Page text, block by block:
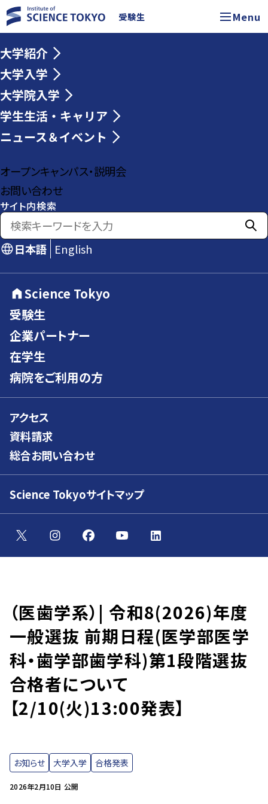
受験生 Menu
大学紹介
大学入学
大学院入学
学生生活・キャリア
ニュース＆イベント
オープンキャンパス・説明会
お問い合わせ
サイト内検索
日本語 English
Science Tokyo
受験生
企業パートナー
在学生
病院をご利用の方
アクセス
資料請求
総合お問い合わせ
Science Tokyoサイトマップ
（医歯学系）| 令和8(2026)年度
一般選抜 前期日程(医学部医学
科・歯学部歯学科)第1段階選抜
合格者について
【2/10(火)13:00発表】
2026年2月10日 公開
お知らせ 大学入学 合格発表